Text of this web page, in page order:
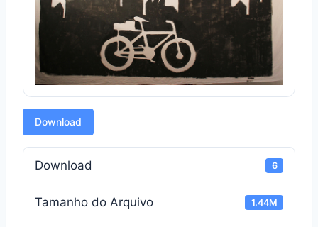
Download
Download 6
Tamanho do Arquivo 1.44M